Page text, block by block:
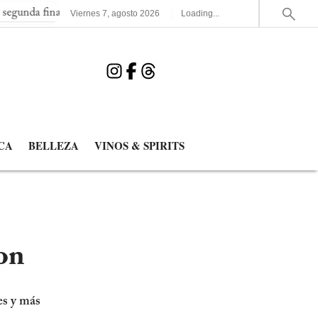
consecutiva del Mundial España elimina a Francia y
Viernes 7,agosto 2026 Loading...
BELLEZA VINOS & SPIRITS
y más